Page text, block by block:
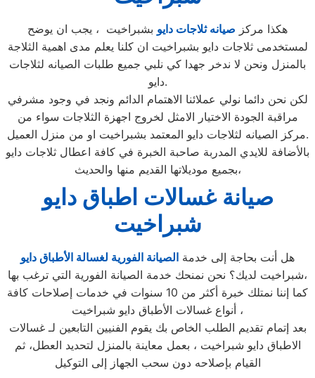
هكذا مركز صيانه ثلاجات دايو بشبراخيت ، يجب ان يوضح
لمستخدمى ثلاجات دايو بشبراخيت ان كلنا يعلم مدى اهمية الثلاجة
بالمنزل ونحن لا ندخر جهدا كي نلبي جميع طلبات الصيانه لثلاجات
دايو.
لكن نحن دائما نولي عملائنا الاهتمام الدائم ونجد في وجود مشرفي
مراقبة الجودة الاختيار الامثل لخروج اجهزة الثلاجات سواء من
مركز الصيانه لثلاجات دايو المعتمد بشبراخيت او من منزل العميل.
بالأضافة للايدي المدربة صاحبة الخبرة في كافة اعطال ثلاجات دايو
بجميع موديلاتها القديم منها والحديث،
صيانة غسالات اطباق دايو
شبراخيت
هل أنت بحاجة إلى خدمة الصيانة الفورية لغسالة الأطباق دايو
شبراخيت لديك؟ نحن نمنحك خدمة الصيانة الفورية التي ترغب بها،
كما إننا نمتلك خبرة أكثر من 10 سنوات في خدمات إصلاحات كافة
أنواع غسالات الأطباق دايو شبراخيت ،
بعد إتمام تقديم الطلب الخاص بك يقوم الفنيين التابعين لـ غسالات
الاطباق دايو شبراخيت ، بعمل معاينة بالمنزل لتحديد العطل، ثم
القيام بإصلاحه دون سحب الجهاز إلى التوكيل